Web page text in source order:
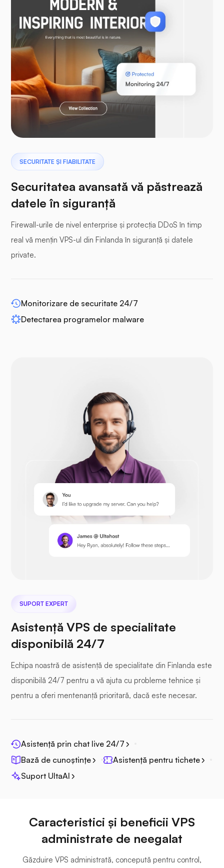
WooCommerce
Laravel
Pterodactil
Panou tampon
WP-extendify
Opencart
Prestashop
Seafile
SECURITATE ȘI FIABILITATE
Securitatea avansată vă păstrează
datele în siguranță
Firewall-urile de nivel enterprise și protecția DDoS în timp
real vă mențin VPS-ul din Finlanda în siguranță și datele
private.
Monitorizare de securitate 24/7
Detectarea programelor malware
SUPORT EXPERT
Asistență VPS de specialitate
disponibilă 24/7
Echipa noastră de asistență de specialitate din Finlanda este
disponibilă 24/7 pentru a vă ajuta cu probleme tehnice și
pentru a oferi mentenanță prioritară, dacă este necesar.
Asistență prin chat live 24/7
Bază de cunoștințe
Asistență pentru tichete
Suport UltaAI
Caracteristici și beneficii VPS
administrate de neegalat
Găzduire VPS administrată, concepută pentru control,